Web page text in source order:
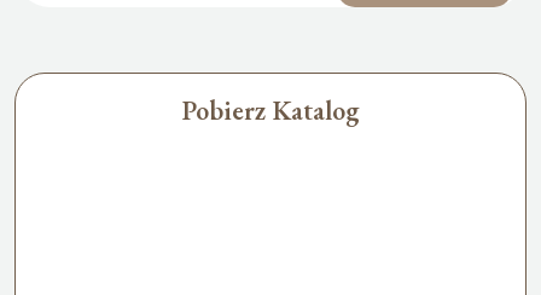
Pobierz Katalog